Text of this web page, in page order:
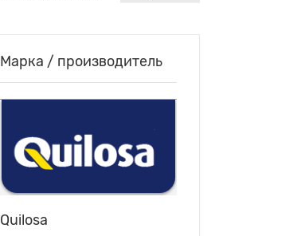
Марка / производитель
Quilosa